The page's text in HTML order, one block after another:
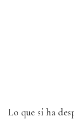
Lo que sí ha